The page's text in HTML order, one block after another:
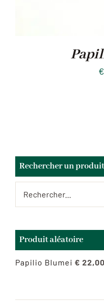
€
Rechercher un produit
Produit aléatoire
Papilio Blumei € 22,00